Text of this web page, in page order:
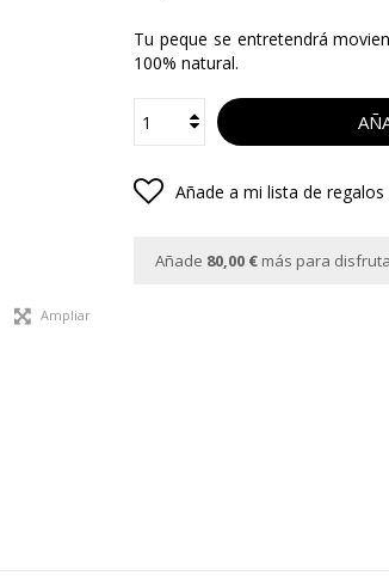
Ampliar
Tu peque se entretendrá
100% natural.
Añade a mi lista de regalos
Añade 80,00 € más para